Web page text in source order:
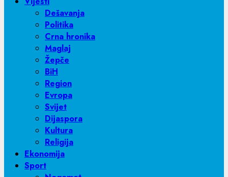
Dešavanja
Politika
Crna hronika
Maglaj
Žepče
BiH
Region
Evropa
Svijet
Dijaspora
Kultura
Religija
Ekonomija
Sport